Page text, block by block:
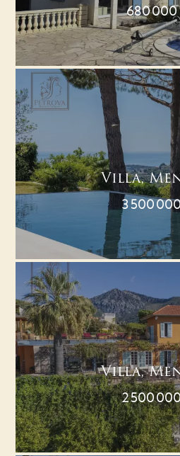
680
Villa,
3 500
Villa,
2 500